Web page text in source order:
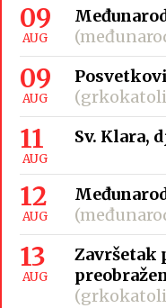
09
AUG
09
AUG
11
AUG
Sv. Klara,
12
AUG
13
AUG
Završetak